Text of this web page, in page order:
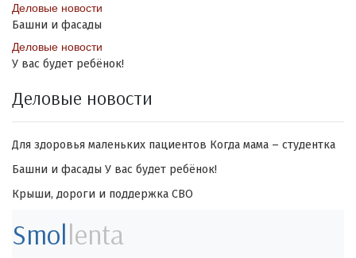
Деловые новости
Башни и фасады
Деловые новости
У вас будет ребёнок!
Деловые новости
Для здоровья маленьких пациентов Когда мама – студентка
Башни и фасады У вас будет ребёнок!
Крыши, дороги и поддержка СВО
Smollenta